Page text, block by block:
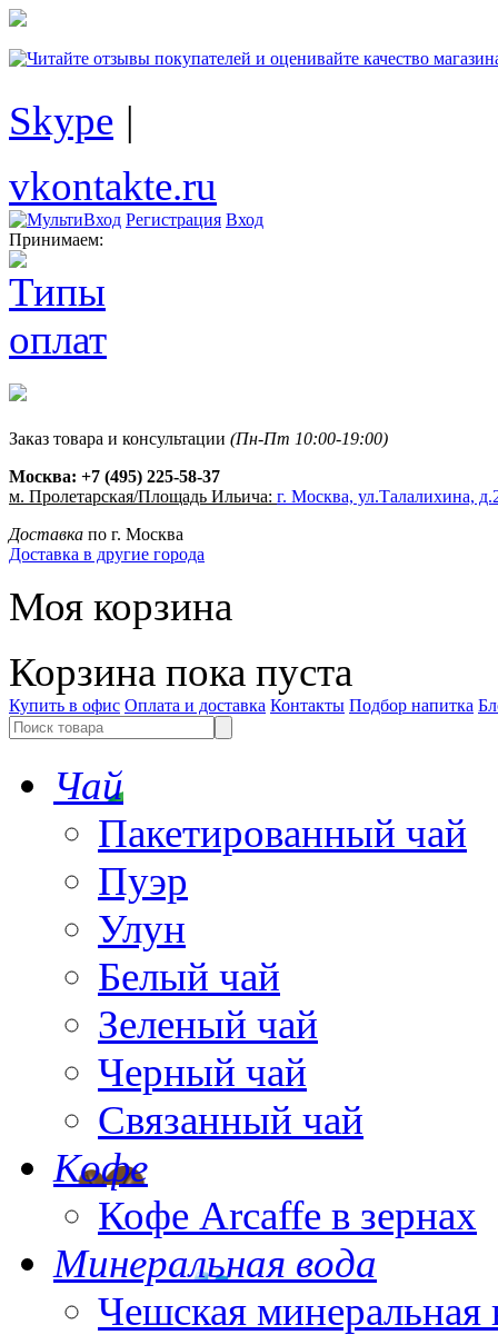
Skype |
vkontakte.ru
Регистрация Вход
Принимаем:
Заказ товара и консультации (Пн-Пт 10:00-19:00)
Москва: +7 (495) 225-58-37
м. Пролетарская/Площадь Ильича: г. Москва, ул.Талалихина,
Доставка по г. Москва
Доставка в другие города
Моя корзина
Корзина пока пуста
Купить в офис Оплата и доставка Контакты Подбор напитка
Чай
Пакетированный чай
Пуэр
Улун
Белый чай
Зеленый чай
Черный чай
Связанный чай
Кофе
Кофе Arcaffe в зернах
Минеральная вода
Чешская минеральная